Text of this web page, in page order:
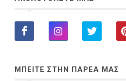
ΜΠΕΙΤΕ ΣΤΗΝ ΠΑΡΕΑ ΜΑΣ